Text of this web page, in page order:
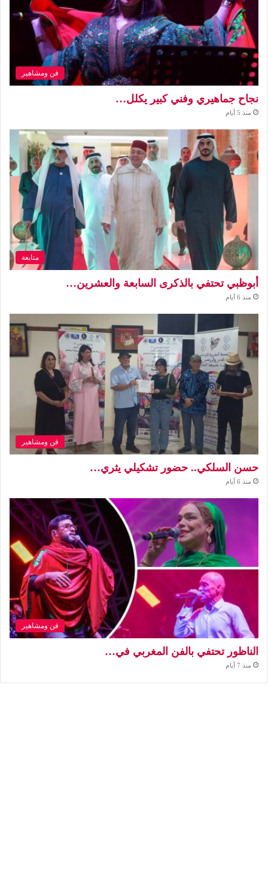
فن ومشاهير
نجاح جماهيري وفني كبير يكلل…
منذ 5 أيام
متابعة
أبوظبي تحتفي بالذكرى السابعة والعشرين…
منذ 6 أيام
فن ومشاهير
حسن السلكي.. حضور تشكيلي يثري…
منذ 6 أيام
فن ومشاهير
الناظور تحتفي بالفن المغربي في…
منذ 7 أيام